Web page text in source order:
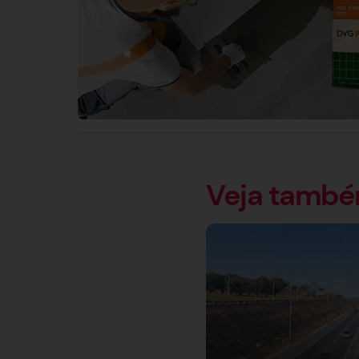
Veja